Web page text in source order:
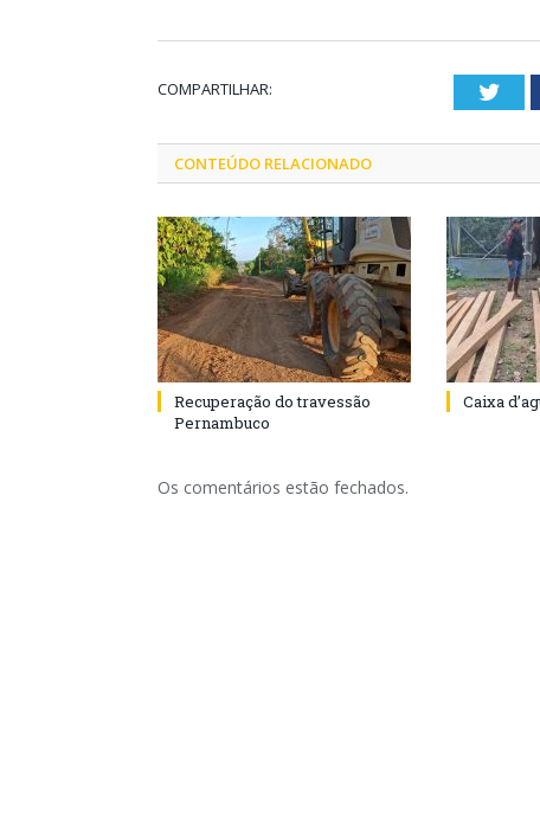
COMPARTILHAR:
CONTEÚDO RELACIONADO
Recuperação do travessão
Pernambuco
Caixa
Os comentários estão fechados.